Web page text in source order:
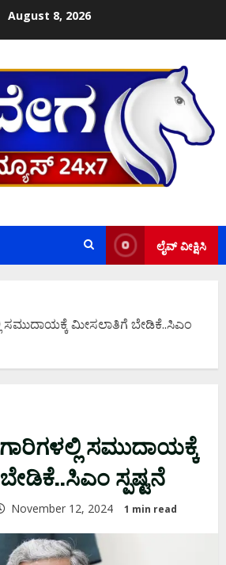
August 8, 2026
ಲೈವ್ ವೀಕ್ಷಿಸಿ
ಮೀಸಲಾತಿಗೆ ಬೇಡಿಕೆ..ಸಿಎಂ
ಸಮುದಾಯಕ್ಕೆ
ಸ್ಪಷ್ಟನೆ
November 12, 2024 1 min read